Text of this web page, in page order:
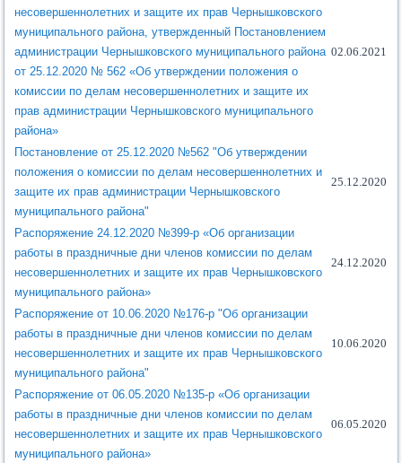
несовершеннолетних и защите их прав Чернышковского
муниципального района, утвержденный Постановлением
администрации Чернышковского муниципального района
от 25.12.2020 № 562 «Об утверждении положения о
комиссии по делам несовершеннолетних и защите их
прав администрации Чернышковского муниципального
района»
02.06.2021
Постановление от 25.12.2020 №562 "Об утверждении
положения о комиссии по делам несовершеннолетних и
защите их прав администрации Чернышковского
муниципального района"
25.12.2020
Распоряжение 24.12.2020 №399-р «Об организации
работы в праздничные дни членов комиссии по делам
несовершеннолетних и защите их прав Чернышковского
муниципального района»
24.12.2020
Распоряжение от 10.06.2020 №176-р "Об организации
работы в праздничные дни членов комиссии по делам
несовершеннолетних и защите их прав Чернышковского
муниципального района"
10.06.2020
Распоряжение от 06.05.2020 №135-р «Об организации
работы в праздничные дни членов комиссии по делам
несовершеннолетних и защите их прав Чернышковского
муниципального района»
06.05.2020